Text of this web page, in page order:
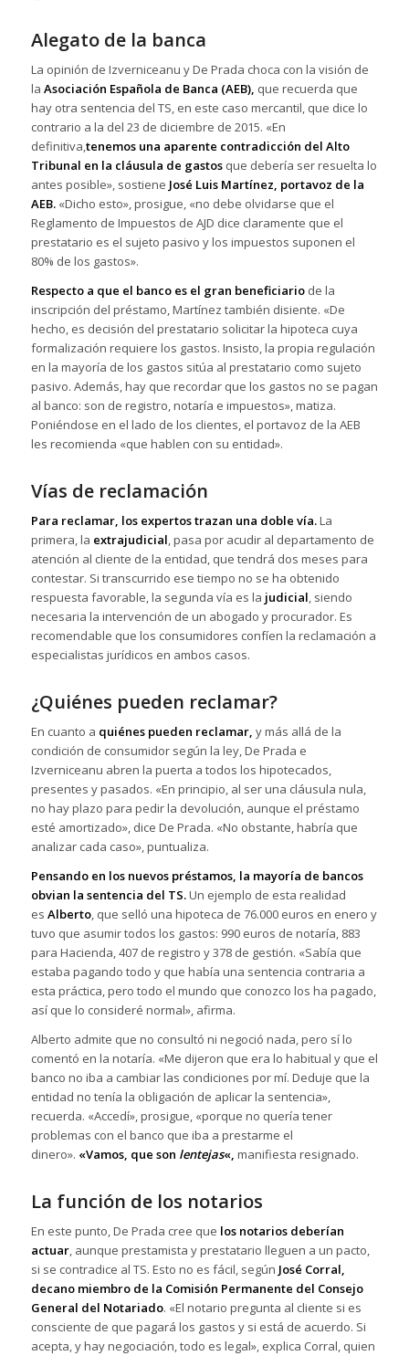
Alegato de la banca
La opinión de Izverniceanu y De Prada choca con la visión de
la Asociación Española de Banca (AEB), que recuerda que
hay otra sentencia del TS, en este caso mercantil, que dice lo
contrario a la del 23 de diciembre de 2015. «En
definitiva,tenemos una aparente contradicción del Alto
Tribunal en la cláusula de gastos que debería ser resuelta lo
antes posible», sostiene José Luis Martínez, portavoz de la
AEB.«Dicho esto», prosigue, «no debe olvidarse que el
Reglamento de Impuestos de AJD dice claramente que el
prestatario es el sujeto pasivo y los impuestos suponen el
80% de los gastos».
Respecto a que el banco es el gran beneficiariode la
inscripción del préstamo, Martínez también disiente. «De
hecho, es decisión del prestatario solicitar la hipoteca cuya
formalización requiere los gastos. Insisto, la propia regulación
en la mayoría de los gastos sitúa al prestatario como sujeto
pasivo. Además, hay que recordar que los gastos no se pagan
al banco: son de registro, notaría e impuestos», matiza.
Poniéndose en el lado de los clientes, el portavoz de la AEB
les recomienda «que hablen con su entidad».
Vías de reclamación
Para reclamar, los expertos trazan una doble vía.La
primera, la extrajudicial, pasa por acudir al departamento de
atención al cliente de la entidad, que tendrá dos meses para
contestar. Si transcurrido ese tiempo no se ha obtenido
respuesta favorable, la segunda vía es la judicial, siendo
necesaria la intervención de un abogado y procurador. Es
recomendable que los consumidores confíen la reclamación a
especialistas jurídicos en ambos casos.
¿Quiénes pueden reclamar?
En cuanto a quiénes pueden reclamar, y más allá de la
condición de consumidor según la ley, De Prada e
Izverniceanu abren la puerta a todos los hipotecados,
presentes y pasados. «En principio, al ser una cláusula nula,
no hay plazo para pedir la devolución, aunque el préstamo
esté amortizado», dice De Prada. «No obstante, habría que
analizar cada caso», puntualiza.
Pensando en los nuevos préstamos, la mayoría de bancos
obvian la sentencia del TS.Un ejemplo de esta realidad
es Alberto, que selló una hipoteca de 76.000 euros en enero y
tuvo que asumir todos los gastos: 990 euros de notaría, 883
para Hacienda, 407 de registro y 378 de gestión. «Sabía que
estaba pagando todo y que había una sentencia contraria a
esta práctica, pero todo el mundo que conozco los ha pagado,
así que lo consideré normal», afirma.
Alberto admite que no consultó ni negoció nada, pero sí lo
comentó en la notaría. «Me dijeron que era lo habitual y que el
banco no iba a cambiar las condiciones por mí. Deduje que la
entidad no tenía la obligación de aplicar la sentencia»,
recuerda. «Accedí», prosigue, «porque no quería tener
problemas con el banco que iba a prestarme el
dinero». «Vamos, que son lentejas«, manifiesta resignado.
La función de los notarios
En este punto, De Prada cree que los notarios deberían
actuar, aunque prestamista y prestatario lleguen a un pacto,
si se contradice al TS. Esto no es fácil, según José Corral,
decano miembro de la Comisión Permanente del Consejo
General del Notariado. «El notario pregunta al cliente si es
consciente de que pagará los gastos y si está de acuerdo. Si
acepta, y hay negociación, todo es legal», explica Corral, quien